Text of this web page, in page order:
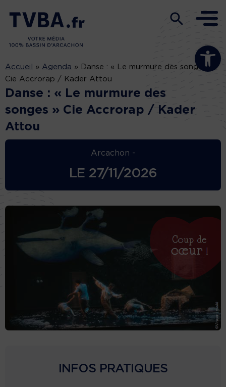
Ouvrir la
Accueil » Agenda »
Danse : « Le murmure des songes »
Cie Accrorap / Kader Attou
Danse : « Le murmure des
songes » Cie Accrorap / Kader
Attou
Arcachon -
LE 27/11/2026
INFOS PRATIQUES